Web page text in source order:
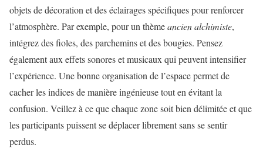
objets de décoration et des éclairages spécifiques pour renforcer
l’atmosphère. Par exemple, pour un thèmeancien alchimiste,
intégrez des fioles, des parchemins et des bougies. Pensez
également aux effets sonores et musicaux qui peuvent intensifier
l’expérience. Une bonne organisation de l’espace permet de
cacher les indices de manière ingénieuse tout en évitant la
confusion. Veillez à ce que chaque zone soit bien délimitée et que
les participants puissent se déplacer librement sans se sentir
perdus.